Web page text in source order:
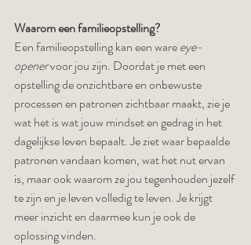
Waarom een familieopstelling?
Een familieopstelling kan een ware eye-
opener voor jou zijn. Doordat je met een
opstelling de onzichtbare en onbewuste
processen en patronen zichtbaar maakt, zie je
wat het is wat jouw mindset en gedrag in het
dagelijkse leven bepaalt. Je ziet waar bepaalde
patronen vandaan komen, wat het nut ervan
is, maar ook waarom ze jou tegenhouden jezelf
te zijn en je leven volledig te leven. Je krijgt
meer inzicht en daarmee kun je ook de
oplossing vinden.